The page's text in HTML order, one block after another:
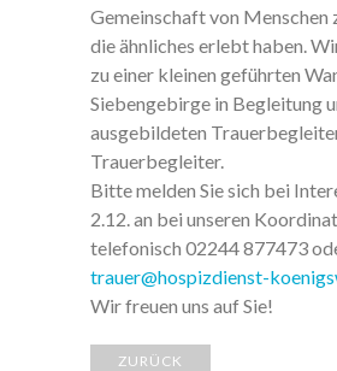
Gemeinschaft von Menschen
die ähnliches erlebt haben.
zu einer kleinen geführten
Siebengebirge in Begleitung
ausgebildeten
Trauerbegleiter.
Bitte melden Sie sich bei
2.12. an bei unseren
telefonisch 02244 877473
trauer@hospizdienst-
Wir freuen uns auf Sie!
ZURÜCK